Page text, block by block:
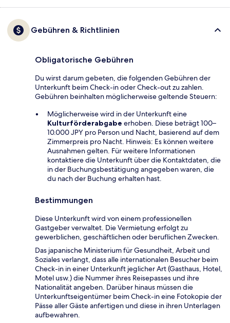
Gebühren & Richtlinien
Obligatorische Gebühren
Du wirst darum gebeten, die folgenden Gebühren der
Unterkunft beim Check-in oder Check-out zu zahlen.
Gebühren beinhalten möglicherweise geltende Steuern:
Möglicherweise wird in der Unterkunft eine
Kulturförderabgabe erhoben. Diese beträgt 100–
10.000 JPY pro Person und Nacht, basierend auf dem
Zimmerpreis pro Nacht. Hinweis: Es können weitere
Ausnahmen gelten. Für weitere Informationen
kontaktiere die Unterkunft über die Kontaktdaten, die
in der Buchungsbestätigung angegeben waren, die
du nach der Buchung erhalten hast.
Bestimmungen
Diese Unterkunft wird von einem professionellen
Gastgeber verwaltet. Die Vermietung erfolgt zu
gewerblichen, geschäftlichen oder beruflichen Zwecken.
Das japanische Ministerium für Gesundheit, Arbeit und
Soziales verlangt, dass alle internationalen Besucher beim
Check-in in einer Unterkunft jeglicher Art (Gasthaus, Hotel,
Motel usw.) die Nummer ihres Reisepasses und ihre
Nationalität angeben. Darüber hinaus müssen die
Unterkunftseigentümer beim Check-in eine Fotokopie der
Pässe aller Gäste anfertigen und diese in ihren Unterlagen
aufbewahren.